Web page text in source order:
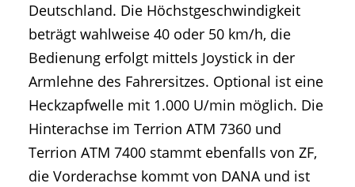
Deutschland. Die Höchstgeschwindigkeit
beträgt wahlweise 40 oder 50 km/h, die
Bedienung erfolgt mittels Joystick in der
Armlehne des Fahrersitzes. Optional ist eine
Heckzapfwelle mit 1.000 U/min möglich. Die
Hinterachse im Terrion ATM 7360 und
Terrion ATM 7400 stammt ebenfalls von ZF,
die Vorderachse kommt von DANA und ist